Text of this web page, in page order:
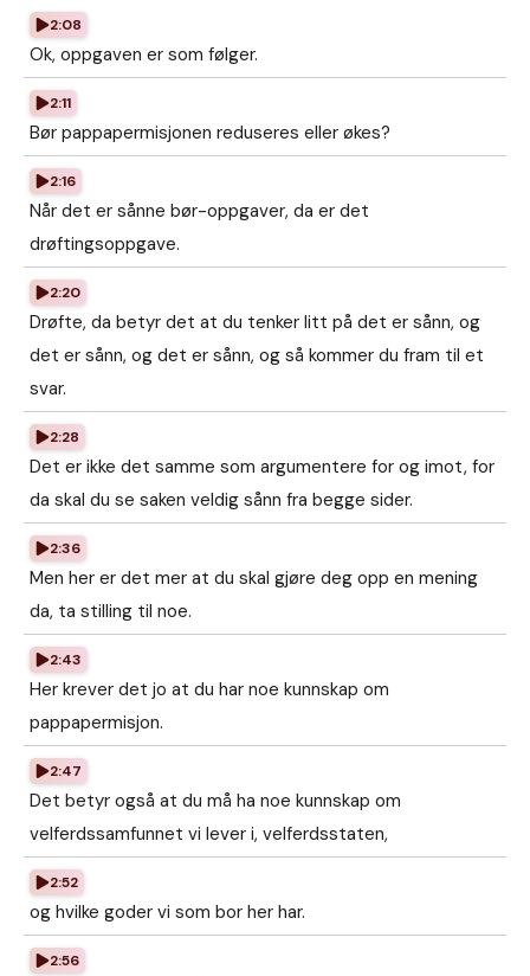
2:08
Ok, oppgaven er som følger.
2:11
Bør pappapermisjonen reduseres eller økes?
2:16
Når det er sånne bør-oppgaver, da er det
drøftingsoppgave.
2:20
Drøfte, da betyr det at du tenker litt på det er sånn, og
det er sånn, og det er sånn, og så kommer du fram til et
svar.
2:28
Det er ikke det samme som argumentere for og imot, for
da skal du se saken veldig sånn fra begge sider.
2:36
Men her er det mer at du skal gjøre deg opp en mening
da, ta stilling til noe.
2:43
Her krever det jo at du har noe kunnskap om
pappapermisjon.
2:47
Det betyr også at du må ha noe kunnskap om
velferdssamfunnet vi lever i, velferdsstaten,
2:52
og hvilke goder vi som bor her har.
2:56